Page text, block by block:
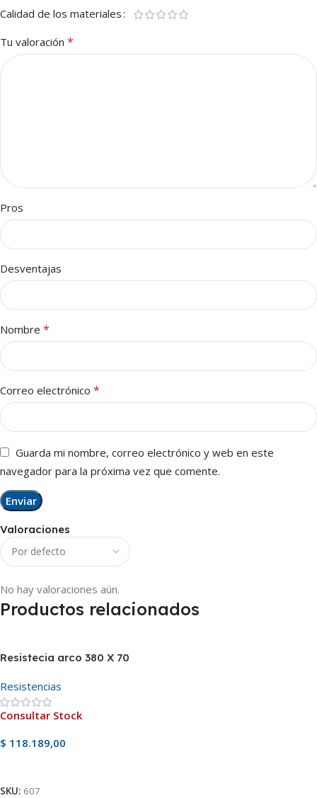
Valoraciones
No hay valoraciones aún.
Calidad de los materiales
Tu valoración *
Pros
Desventajas
Nombre *
Correo electrónico *
Guarda mi nombre, correo electrónico y web en este
navegador para la próxima vez que comente.
Productos relacionados
Resistecia arco 380 X 70
Resistencias
Consultar Stock
$ 118.189,00
SKU: 607